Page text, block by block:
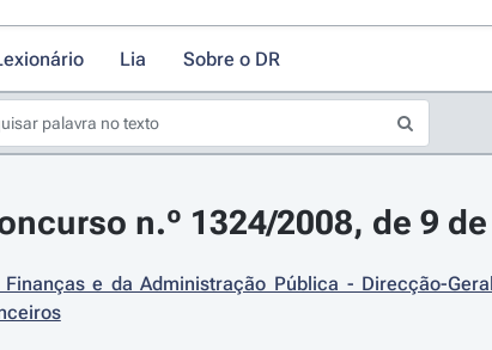
Lia Sobre o DR
n.º 1324/2008, de 9
e da Administração Pública - Direcção-